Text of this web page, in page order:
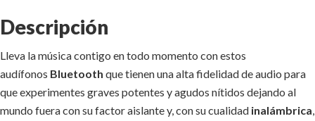
Descripción
Lleva la música contigo en todo momento con estos
audífonos Bluetooth que tienen una alta fidelidad de audio para
que experimentes graves potentes y agudos nítidos dejando al
mundo fuera con su factor aislante y, con su cualidad inalámbrica,